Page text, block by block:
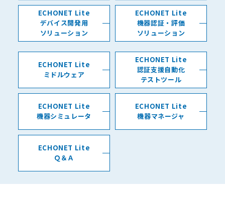
ECHONET Lite
デバイス開発用
ソリューション
ECHONET Lite
機器認証・評価
ソリューション
ECHONET Lite
ミドルウェア
ECHONET Lite
認証支援自動化
テストツール
ECHONET Lite
機器シミュレータ
ECHONET Lite
機器マネージャ
ECHONET Lite
Ｑ＆Ａ